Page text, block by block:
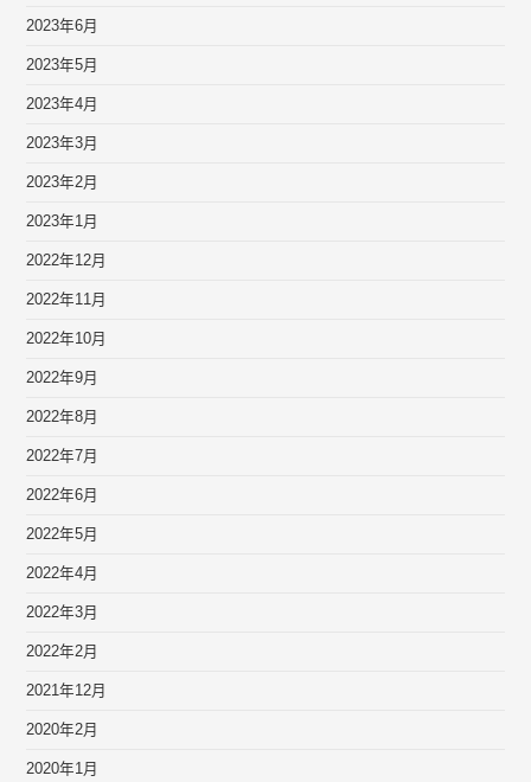
2023年6月
2023年5月
2023年4月
2023年3月
2023年2月
2023年1月
2022年12月
2022年11月
2022年10月
2022年9月
2022年8月
2022年7月
2022年6月
2022年5月
2022年4月
2022年3月
2022年2月
2021年12月
2020年2月
2020年1月